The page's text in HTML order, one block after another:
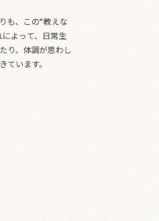
も、この“教えな
よって、日常生
り、体調が思わし
ています。